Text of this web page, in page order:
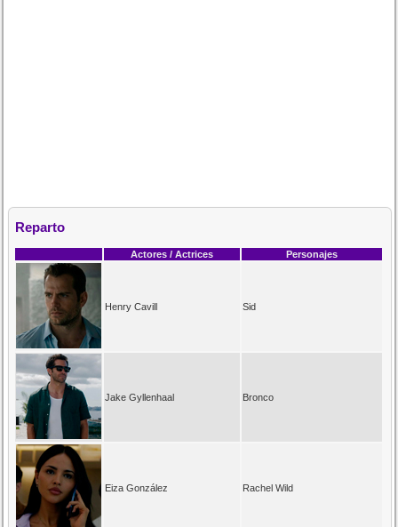
Reparto
Actores / Actrices Personajes
Henry Cavill Sid
Jake Gyllenhaal Bronco
Eiza González Rachel Wild